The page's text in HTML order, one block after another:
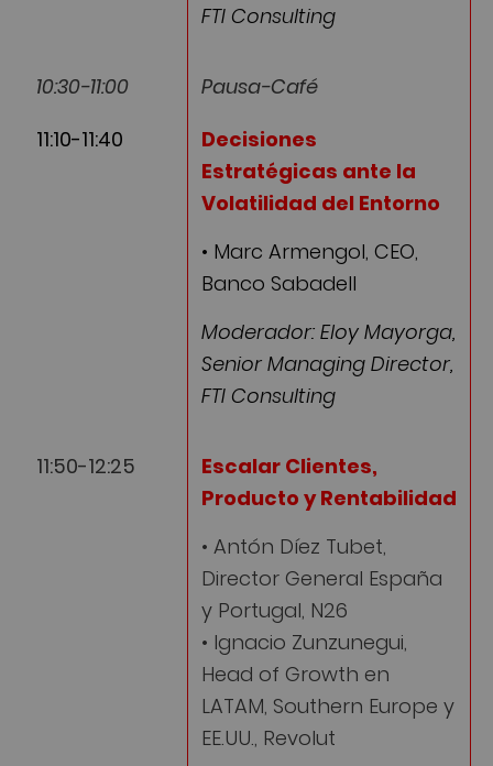
FTI Consulting
10:30-11:00
Pausa-Café
11:10-11:40
Decisiones
Estratégicas ante la
Volatilidad del Entorno
• Marc Armengol, CEO,
Banco Sabadell
Moderador: Eloy Mayorga,
Senior Managing Director,
FTI Consulting
11:50-12:25
Escalar Clientes,
Producto y Rentabilidad
• Antón Díez Tubet,
Director General España
y Portugal, N26
• Ignacio Zunzunegui,
Head of Growth en
LATAM, Southern Europe y
EE.UU., Revolut